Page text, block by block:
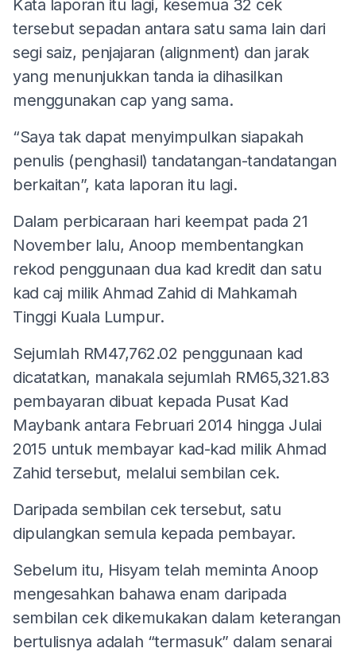
Kata laporan itu lagi, kesemua 32 cek
tersebut sepadan antara satu sama lain dari
segi saiz, penjajaran (alignment) dan jarak
yang menunjukkan tanda ia dihasilkan
menggunakan cap yang sama.
“Saya tak dapat menyimpulkan siapakah
penulis (penghasil) tandatangan-tandatangan
berkaitan”, kata laporan itu lagi.
Dalam perbicaraan hari keempat pada 21
November lalu, Anoop membentangkan
rekod penggunaan dua kad kredit dan satu
kad caj milik Ahmad Zahid di Mahkamah
Tinggi Kuala Lumpur.
Sejumlah RM47,762.02 penggunaan kad
dicatatkan, manakala sejumlah RM65,321.83
pembayaran dibuat kepada Pusat Kad
Maybank antara Februari 2014 hingga Julai
2015 untuk membayar kad-kad milik Ahmad
Zahid tersebut, melalui sembilan cek.
Daripada sembilan cek tersebut, satu
dipulangkan semula kepada pembayar.
Sebelum itu, Hisyam telah meminta Anoop
mengesahkan bahawa enam daripada
sembilan cek dikemukakan dalam keterangan
bertulisnya adalah “termasuk” dalam senarai